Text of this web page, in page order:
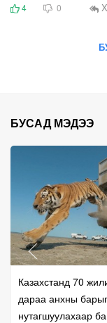
4 0
БУСАД МЭДЭЭ
Казахстанд 70
дараа анхны барыг
нутагшуулахаар